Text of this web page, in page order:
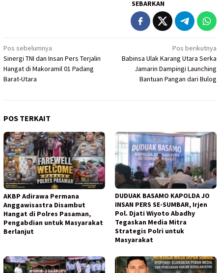
SEBARKAN
Navigasi
pos
Pos sebelumnya
Sinergi TNI dan Insan Pers Terjalin
Hangat di Makoramil 01 Padang
Barat-Utara
Pos berikutnya
Babinsa Ulak Karang Utara Serka
Jamarin Dampingi Launching
Bantuan Pangan dari Bulog
POS TERKAIT
AKBP Adirawa Permana
Anggawisastra Disambut
Hangat di Polres Pasaman,
Pengabdian untuk Masyarakat
Berlanjut
DUDUAK BASAMO KAPOLDA JO
INSAN PERS SE-SUMBAR, Irjen
Pol. Djati Wiyoto Abadhy
Tegaskan Media Mitra
Strategis Polri untuk
Masyarakat